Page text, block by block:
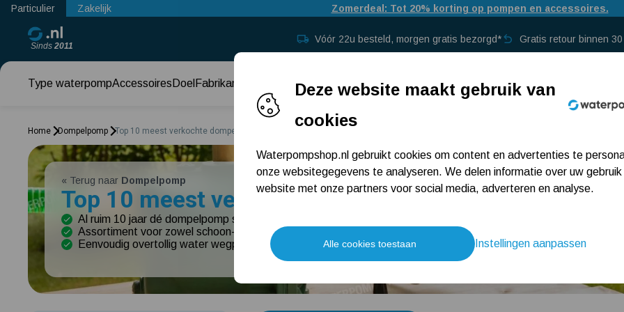
Particulier Zakelijk Door drukte bij PostNL kan bezorging iets langer duren dan normaal.
Sinds 2011
Vóór 22u besteld, morgen gratis bezorgd* Gratis retour binnen
Type waterpompAccessoires Doel Fabrikant Keuzehulp →
Home Dompelpomp Top 10 meest verkochte dompelpompen
« Terug naar Dompelpomp
Top 10 meest verkochte dompelpompen
Al ruim 10 jaar dé dompelpomp specialist van Europa
Assortiment voor zowel schoon- als vuilwater
Eenvoudig overtollig water wegpompen
U bent op zoek naar een dompelpomp, maar weet nog
deze top 10 pagina vindt u een overzicht van onze
van de keuzes en product ervaringen van onze klanten.
Deze website maakt gebruik van
cookies
Waterpompshop.nl gebruikt cookies om content en advertenties te
onze websitegegevens te analyseren. We delen informatie over uw gebruik
website met onze partners voor social media, adverteren en analyse.
Alle cookies toestaan Instellingen aanpassen